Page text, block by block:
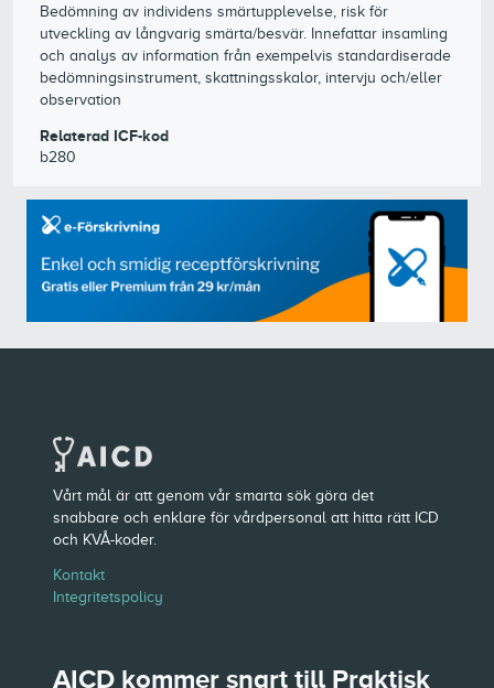
Bedömning av individens smärtupplevelse, risk för
utveckling av långvarig smärta/besvär. Innefattar insamling
och analys av information från exempelvis standardiserade
bedömningsinstrument, skattningsskalor, intervju och/eller
observation
Relaterad ICF-kod
b280
Vårt mål är att genom vår smarta sök göra det
snabbare och enklare för vårdpersonal att hitta rätt ICD
och KVÅ-koder.
Kontakt
Integritetspolicy
AICD kommer snart till Praktisk